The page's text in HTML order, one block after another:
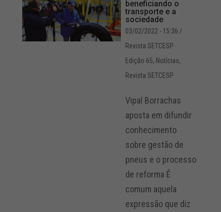
beneficiando o
transporte e a
sociedade
03/02/2022 - 15:36 /
Revista SETCESP
Edição 65, Notícias,
Revista SETCESP
Vipal Borrachas
aposta em difundir
conhecimento
sobre gestão de
pneus e o processo
de reforma É
comum aquela
expressão que diz